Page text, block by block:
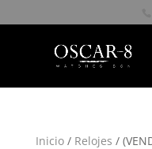
Inicio/ Relojes /